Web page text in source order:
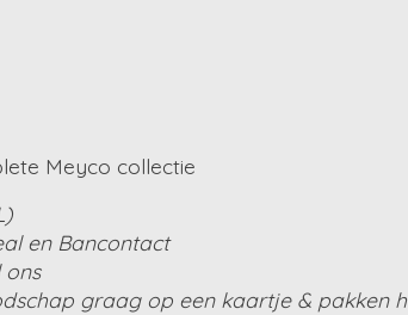
Meyco collectie
en Bancontact
ons
graag op een kaartje & pakken